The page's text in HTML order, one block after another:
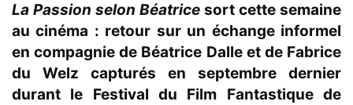
La Passion selon Béatrice sort cette semaine
au cinéma : retour sur un échange informel
en compagnie de Béatrice Dalle et de Fabrice
du Welz capturés en septembre dernier
durant le Festival du Film Fantastique de